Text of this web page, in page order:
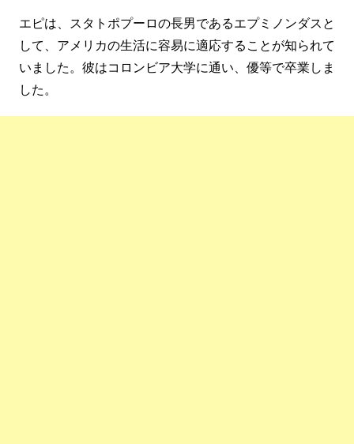
エピは、スタトポプーロの長男であるエプミノンダスと
して、アメリカの生活に容易に適応することが知られて
いました。彼はコロンビア大学に通い、優等で卒業しま
した。